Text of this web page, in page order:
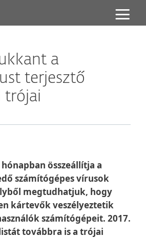
a
terjesztő
trójai
hónapban összeállítja a
számítógépes vírusok
megtudhatjuk, hogy
kártevők veszélyeztetik
számítógépeit. 2017.
továbbra is a trójai